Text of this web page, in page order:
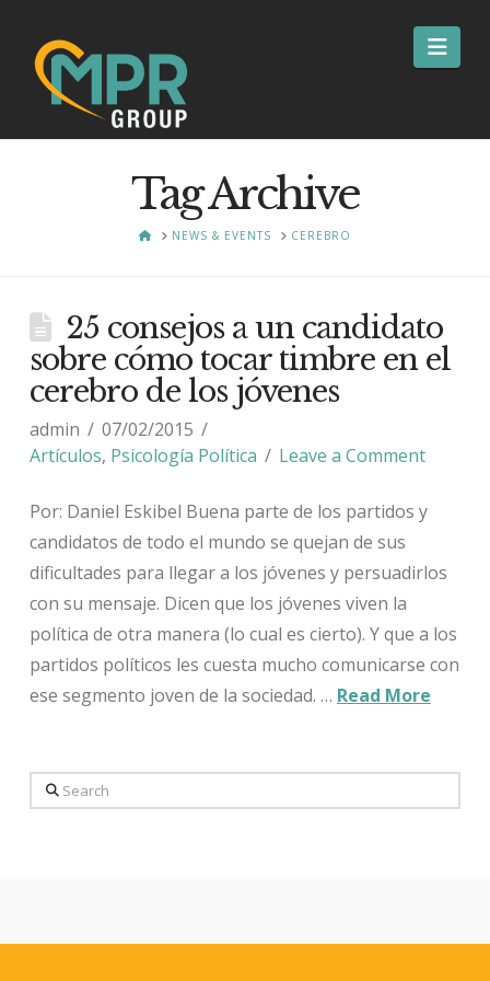
Tag Archive
HOMENEWS & EVENTS CEREBRO
25 consejos a un candidato
sobre cómo tocar timbre en el
cerebro de los jóvenes
admin
07/02/2015
Artículos, Psicología Política Leave a Comment
Por: Daniel Eskibel Buena parte de los partidos y
candidatos de todo el mundo se quejan de sus
dificultades para llegar a los jóvenes y persuadirlos
con su mensaje. Dicen que los jóvenes viven la
política de otra manera (lo cual es cierto). Y que a los
partidos políticos les cuesta mucho comunicarse con
ese segmento joven de la sociedad. … Read More
Search